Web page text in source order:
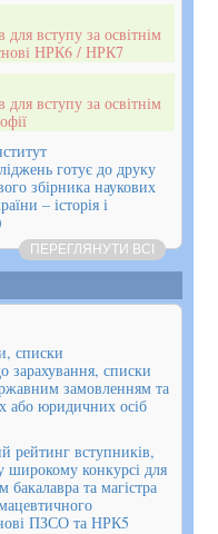
для вступу за освітнім
НРК6 / НРК7
для вступу за освітнім
готує до друку
збірника наукових
– історія і
ПЕРЕГЛЯНУТИ ВСІ
списки
зарахування, списки
замовленням та
або юридичних осіб
рейтинг вступників,
широкому конкурсі для
бакалавра та магістра
ПЗСО та НРК5